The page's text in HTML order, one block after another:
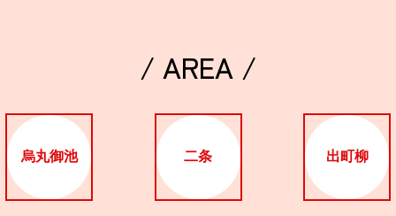
/ AREA /
烏丸御池 二条 出町柳